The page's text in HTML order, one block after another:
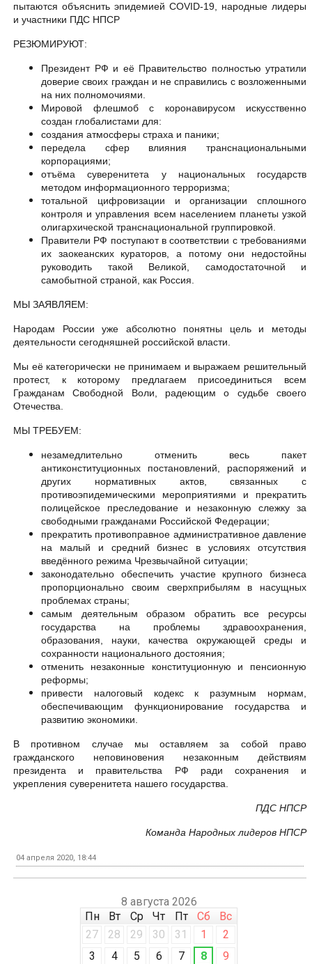
пытаются объяснить эпидемией COVID-19, народные лидеры
и участники ПДС НПСР
РЕЗЮМИРУЮТ:
Президент РФ и её Правительство полностью утратили
доверие своих граждан и не справились с возложенными
на них полномочиями.
Мировой флешмоб с коронавирусом искусственно
создан глобалистами для:
создания атмосферы страха и паники;
передела сфер влияния транснациональными
корпорациями;
отъёма суверенитета у национальных государств
методом информационного терроризма;
тотальной цифровизации и организации сплошного
контроля и управления всем населением планеты узкой
олигархической транснациональной группировкой.
Правители РФ поступают в соответствии с требованиями
их заокеанских кураторов, а потому они недостойны
руководить такой Великой, самодостаточной и
самобытной страной, как Россия.
МЫ ЗАЯВЛЯЕМ:
Народам России уже абсолютно понятны цель и методы
деятельности сегодняшней российской власти.
Мы её категорически не принимаем и выражаем решительный
протест, к которому предлагаем присоединиться всем
Гражданам Свободной Воли, радеющим о судьбе своего
Отечества.
МЫ ТРЕБУЕМ:
незамедлительно отменить весь пакет
антиконституционных постановлений, распоряжений и
других нормативных актов, связанных с
противоэпидемическими мероприятиями и прекратить
полицейское преследование и незаконную слежку за
свободными гражданами Российской Федерации;
прекратить противоправное административное давление
на малый и средний бизнес в условиях отсутствия
введённого режима Чрезвычайной ситуации;
законодательно обеспечить участие крупного бизнеса
пропорционально своим сверхприбылям в насущных
проблемах страны;
самым деятельным образом обратить все ресурсы
государства на проблемы здравоохранения,
образования, науки, качества окружающей среды и
сохранности национального достояния;
отменить незаконные конституционную и пенсионную
реформы;
привести налоговый кодекс к разумным нормам,
обеспечивающим функционирование государства и
развитию экономики.
В противном случае мы оставляем за собой право
гражданского неповиновения незаконным действиям
президента и правительства РФ ради сохранения и
укрепления суверенитета нашего государства.
ПДС НПСР
Команда Народных лидеров НПСР
04 апреля 2020, 18:44
8 августа 2026
Пн
Вт Ср Чт Пт Сб
Вс
27
28 29 30 31 1
2
3
4 5 6 7 8
9